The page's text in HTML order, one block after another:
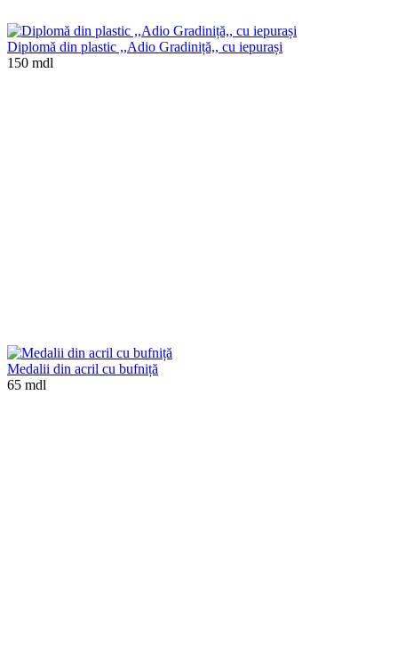
Diplomă din plastic ,,Adio Gradiniță,, cu iepurași
150 mdl
Medalii din acril cu bufniță
65 mdl